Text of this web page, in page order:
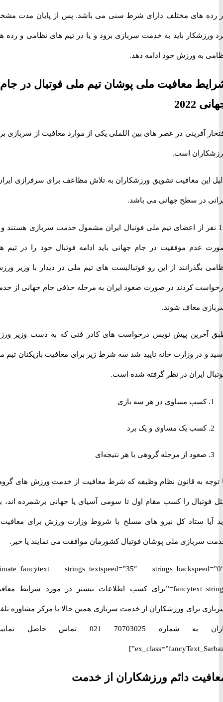
های مختلف دارای شرط سنی می باشد. پس از پایان مدت مشخص
باید به خدمت سربازی برود و یا در تیم های نظامی و رده های
به ورزش خود ادامه دهد.
معافیت ملی پوشان تیم ملی فوتبال در جام
آفرینی در عصر های بین اللملی یکی از موارد معافیت از سربازی برای
است.
معافیت تشویق ورزشکاران به تلاش مظاعف برای سرفرازی ایران و
در سطح جهانی می باشد.
از اعضای تیم ملی فوتبال ایران مشمول خدمت سربازی هستند و در
موفقیت در جام جهانی باید ادامه فوتبال خود را در تیم های
بگذرانند از این رو فوتبالیست های تیم ملی در دیدار با وزیر ورزش،
کردند در صورت صعود ایران به مرحله حذفی جام جهانی از خدمت
معاف شوند.
پیش نویس درخواست های کادر فنی که به دست وزیر ورزش
در وزارت خانه تایید شد سه شرط زیر برای معافیت بازیکنان تیم ملی
ایران در نظر گرفته شده است.
کسب مساوی در هر سه بازی
کسب یک مساوی و یک برد
صعود از مرحله گروهی با هر نتیجه‌ای
به قانون نظام وظیفه که شرط معافیت از خدمت ورزش های گروهی
را کسب مقام اول تا سومی آسیای یا جهانی برشمرده اند، باید
ستاد کل نیرو های مسلح با شروط وزارت ورزش برای معافیت از
ملی پوشان فوتبال کشورمان موافقت می نمایند یا خیر.
[ultimate_fancytext strings_textspeed=”35″
fancytext_strings=”برای کسب اطلاعات بیشتر در مورد شرایط معافیت
برای ورزشکاران از خدمت سربازی همین حالا با مرکز مشاوره تلفنی
باران به شماره 70703025 021 تماس حاصل نمایید.”
دائم ورزشکاران از خدمت